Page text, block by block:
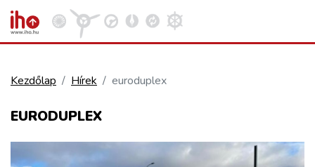
Kezdőlap Hírek euroduplex
EURODUPLEX